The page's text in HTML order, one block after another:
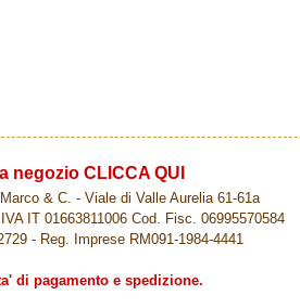
negozio CLICCA QUI
& C. - Viale di Valle Aurelia 61-61a
IT 01663811006 Cod. Fisc. 06995570584
- Reg. Imprese RM091-1984-4441
di pagamento e spedizione.